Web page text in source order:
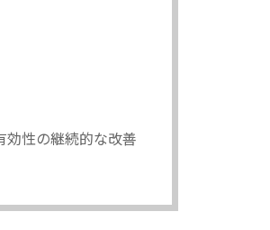
性の継続的な改善